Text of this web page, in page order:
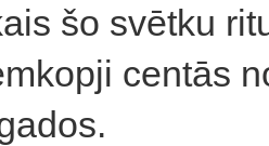
šo svētku
centās